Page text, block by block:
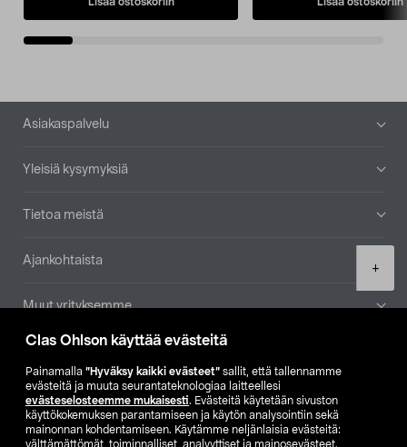
Clas Ohlson käyttää evästeitä
Painamalla ”Hyväksy kaikki evästeet” sallit, että tallennamme
evästeitä ja muuta seurantateknologiaa laitteellesi
evästeselosteemme mukaisesti. Evästeitä käytetään sivuston
käyttökokemuksen parantamiseen ja käytön analysointiin sekä
mainonnan kohdentamiseen. Käytämme neljänlaisia evästeitä:
välttämättömät, toiminnalliset, analyyttiset ja mainosevästeet.
+
Alatunniste
Asiakaspalvelu
Yleisiä kysymyksiä
Tietoa meistä
Ajankohtaista
Muut yrityksemme
Etsi myymälä
SE NO FI
FI SV